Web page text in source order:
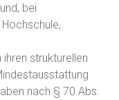
bei
strukturellen
nach § 70 Abs.